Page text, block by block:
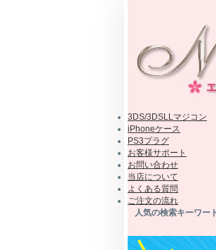
3DS/3DSLLマジコン
iPhoneケース
PS3プラグ
お客様サポート
お問い合わせ
当店について
よくある質問
ご注文の流れ
人気の検索キーワー